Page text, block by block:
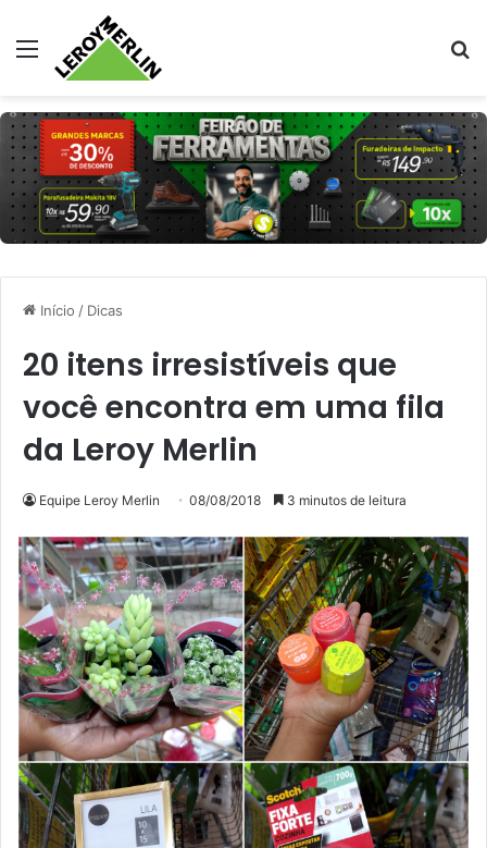
Menu
Início / Dicas
20 itens irresistíveis que
você encontra em uma fila
da Leroy Merlin
Equipe Leroy Merlin 08/08/2018 3 minutos de leitura